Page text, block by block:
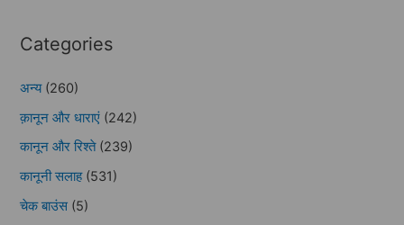
Categories
अन्य(260)
क़ानून और धाराएं (242)
कानून और रिश्ते(239)
कानूनी सलाह(531)
चेक बाउंस (5)